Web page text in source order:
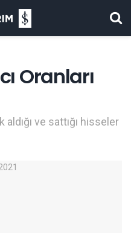
Oranları
aldığı ve sattığı hisseler